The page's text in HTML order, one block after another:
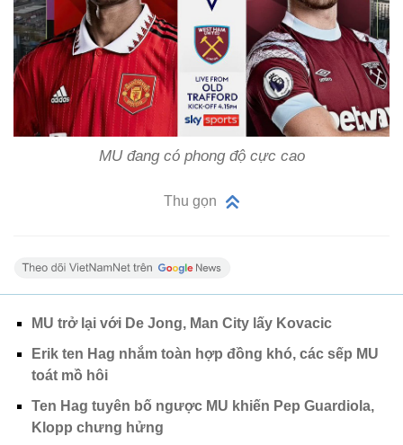
MU đang có phong độ cực cao
Thu gọn
MU trở lại với De Jong, Man City lấy Kovacic
Erik ten Hag nhắm toàn hợp đồng khó, các sếp MU
toát mồ hôi
Ten Hag tuyên bố ngược MU khiến Pep Guardiola,
Klopp chưng hửng